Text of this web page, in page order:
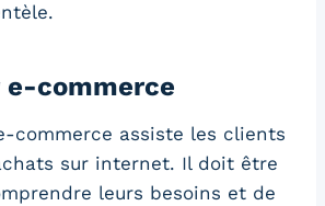
e-commerce
commerce assiste les clients
sur internet. Il doit être
leurs besoins et de